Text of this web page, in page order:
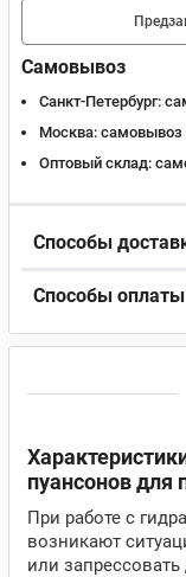
Самовывоз
Санкт-Петербург:
Москва: самовывоз
Оптовый склад:
Способы
Способы оплаты
пуансонов для
При работе с
возникают
или